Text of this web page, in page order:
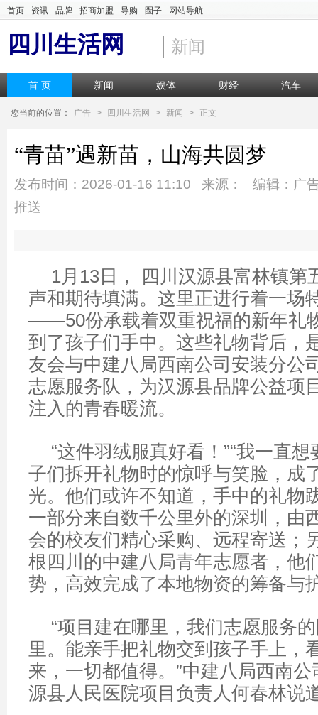
首页 资讯 品牌 招商加盟 导购 圈子 网站导航
四川生活网 新闻
首 页 新闻 娱体 财经 汽车
您当前的位置： 广告 > 四川生活网 > 新闻 > 正文
“青苗”遇新苗，山海共圆梦
发布时间：2026-01-16 11:10 来源： 编辑：广
推送
1月13日， 四川汉源县富林镇第
声和期待填满。这里正进行着一场
——50份承载着双重祝福的新年礼
到了孩子们手中。这些礼物背后，
友会与中建八局西南公司安装分公
志愿服务队，为汉源县品牌公益项
注入的青春暖流。
“这件羽绒服真好看！”“我一直
子们拆开礼物时的惊呼与笑脸，成
光。他们或许不知道，手中的礼物
一部分来自数千公里外的深圳，由
会的校友们精心采购、远程寄送；
根四川的中建八局青年志愿者，他
势，高效完成了本地物资的筹备与
“项目建在哪里，我们志愿服务
里。能亲手把礼物交到孩子手上，
来，一切都值得。”中建八局西南
源县人民医院项目负责人何春林说